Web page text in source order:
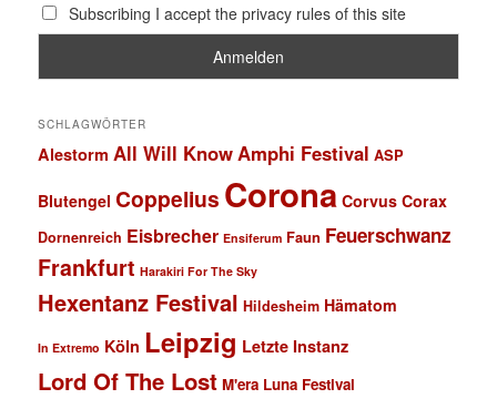
Subscribing I accept the privacy rules of this site
SCHLAGWÖRTER
Alestorm All Will Know Amphi Festival ASP
Blutengel Coppelius Corona Corvus Corax
Dornenreich Eisbrecher Ensiferum Faun Feuerschwanz
Frankfurt Harakiri For The Sky
Hexentanz Festival Hildesheim Hämatom
In Extremo Köln Leipzig Letzte Instanz
Lord Of The Lost M'era Luna Festival